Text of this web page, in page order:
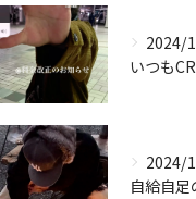
2024/
2024/